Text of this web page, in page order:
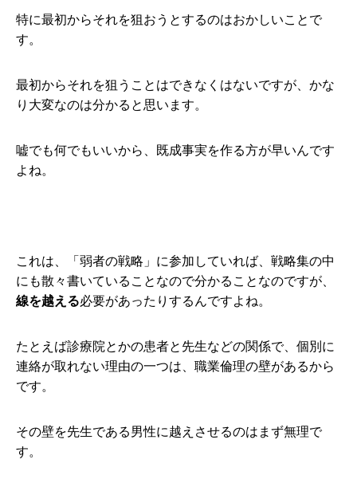
特に最初からそれを狙おうとするのはおかしいことで
す。
最初からそれを狙うことはできなくはないですが、かな
り大変なのは分かると思います。
嘘でも何でもいいから、既成事実を作る方が早いんです
よね。
これは、「弱者の戦略」に参加していれば、戦略集の中
にも散々書いていることなので分かることなのですが、
線を越える必要があったりするんですよね。
たとえば診療院とかの患者と先生などの関係で、個別に
連絡が取れない理由の一つは、職業倫理の壁があるから
です。
その壁を先生である男性に越えさせるのはまず無理で
す。